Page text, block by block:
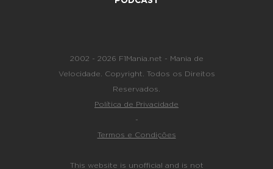
2002 - 2026 F1Mania.net - Mania de
Velocidade. Copyright. Todos os Direitos
Reservados.
Política de Privacidade
-
Termos e Condições
This website is unofficial and is not